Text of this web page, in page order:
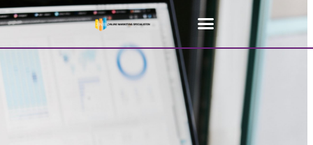
SEO Bureau Hoogstraten